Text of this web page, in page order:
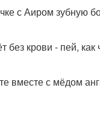
с Аиром зубную
без крови - пей, как
вместе с мёдом